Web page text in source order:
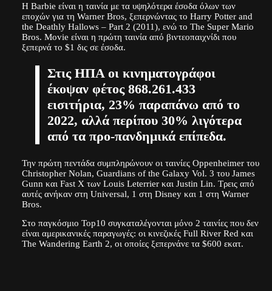
Η Barbie είναι η ταινία με τα υψηλότερα έσοδα όλων των
εποχών για τη Warner Bros, ξεπερνώντας το Harry Potter and
the Deathly Hallows – Part 2 (2011), ενώ το The Super Mario
Bros. Movie είναι η πρώτη ταινία από βιντεοπαιχνίδι που
ξεπερνά το $1 δις σε έσοδα.
Στις ΗΠΑ οι κινηματογράφοι
έκοψαν φέτος 868.261.433
εισιτήρια, 23% παραπάνω από το
2022, αλλά περίπου 30% λιγότερα
από τα προ-πανδημικά επίπεδα.
Την πρώτη πεντάδα συμπληρώνουν οι ταινίες Oppenheimer του
Christopher Nolan, Guardians of the Galaxy Vol. 3 του James
Gunn και Fast X των Louis Leterrier και Justin Lin. Τρεις από
αυτές ανήκαν στη Universal, 1 στη Disney και 1 στη Warner
Bros.
Στο παγκόσμιο Top10 συγκαταλέγονται μόνο 2 ταινίες που δεν
είναι αμερικανικές παραγωγές: οι κινεζικές Full River Red και
The Wandering Earth 2, οι οποίες ξεπερνάνε τα $600 εκατ.